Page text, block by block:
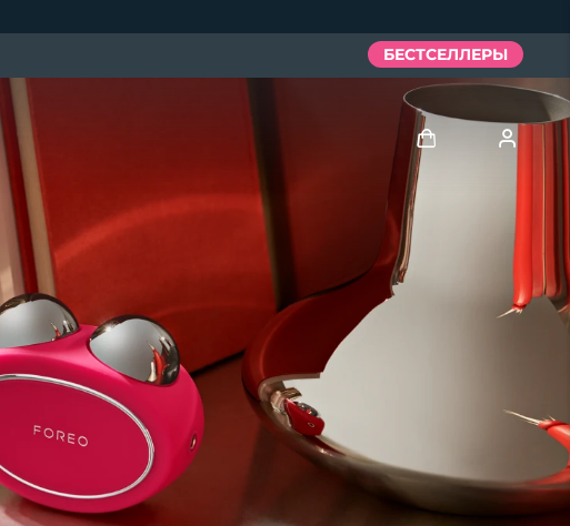
БЕСТСЕЛЛЕРЫ
Войти
Профиль пользователя
Мои приборы
Мои адреса
Мои подписки